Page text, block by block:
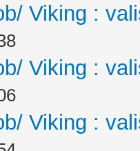
Viking :
Viking :
Viking :